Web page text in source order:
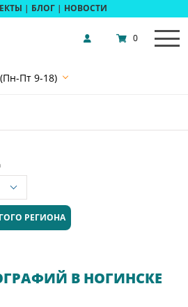
| БЛОГ | НОВОСТИ
(Пн-Пт 9-18)
0
РЕГИОНА
В НОГИНСКЕ